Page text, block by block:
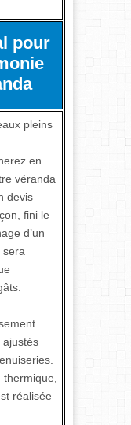
pour
pleins
en
véranda
devis
fini le
d’un
sera
ajustés
réalisée